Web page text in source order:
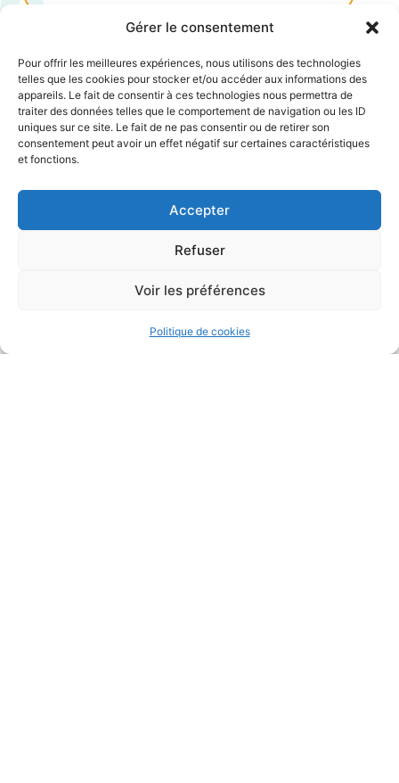
Gérer le consentement
Pour offrir les meilleures expériences, nous utilisons des technologies
telles que les cookies pour stocker et/ou accéder aux informations des
appareils. Le fait de consentir à ces technologies nous permettra de
traiter des données telles que le comportement de navigation ou les ID
uniques sur ce site. Le fait de ne pas consentir ou de retirer son
consentement peut avoir un effet négatif sur certaines caractéristiques
et fonctions.
Accepter
Refuser
Voir les préférences
Politique de cookies
Service sport